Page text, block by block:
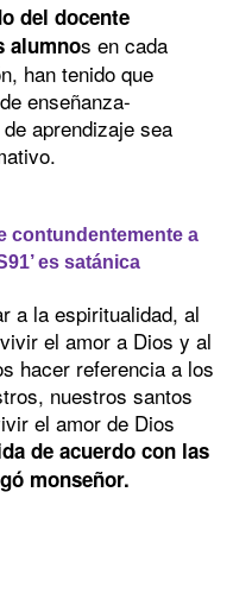
del docente
alumnos en cada
han tenido que
enseñanza-
aprendizaje sea
contundentemente a
es satánica
a la espiritualidad, al
el amor a Dios y al
hacer referencia a los
nuestros santos
el amor de Dios
de acuerdo con las
monseñor.